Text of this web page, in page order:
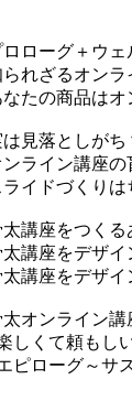
ローグ＋ウェ
れざるオン
たの商品は
見落としが
ンライン講座
イドづくり
講座をつく
講座をデザ
講座をデザ
オンライン講
しくて頼もし
ピローグ～サ